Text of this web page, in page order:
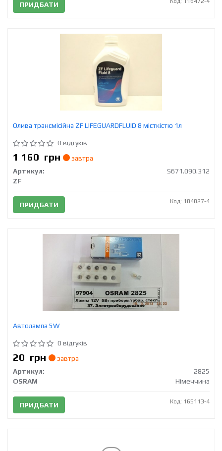
ПРИДБАТИ
Олива трансмісійна ZF LIFEGUARDFLUID 8 місткістю 1л
0 відгуків
1 160 грн
завтра
Артикул:
S671.090.312
ZF
ПРИДБАТИ Код: 184827-4
Автолампа 5W
0 відгуків
20 грн
завтра
Артикул:
2825
OSRAM
Німеччина
ПРИДБАТИ Код: 165113-4